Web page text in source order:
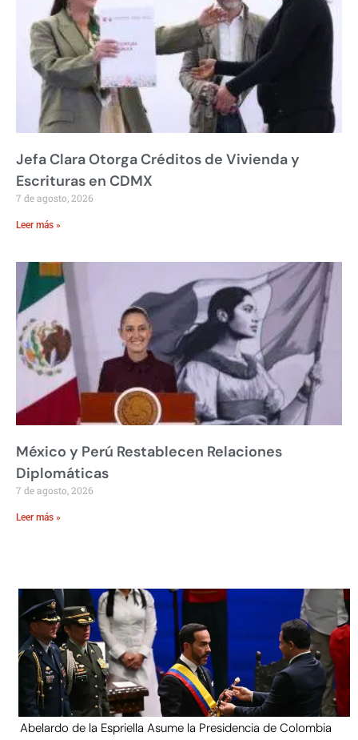
Jefa Clara Otorga Créditos de Vivienda y
Escrituras en CDMX
7 de agosto, 2026
Leer más »
México y Perú Restablecen Relaciones
Diplomáticas
7 de agosto, 2026
Leer más »
Abelardo de la Espriella Asume la Presidencia de Colombia